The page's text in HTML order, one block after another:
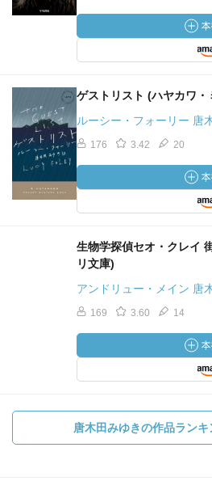
ゲストリスト (ハヤカワ・
ルーシー・フォーリー 唐
176 3.42 20
生物学探偵セオ・クレイ
リ文庫)
アンドリュー・メイン 唐
169 3.60 14
唐木田みゆきの作品ラン